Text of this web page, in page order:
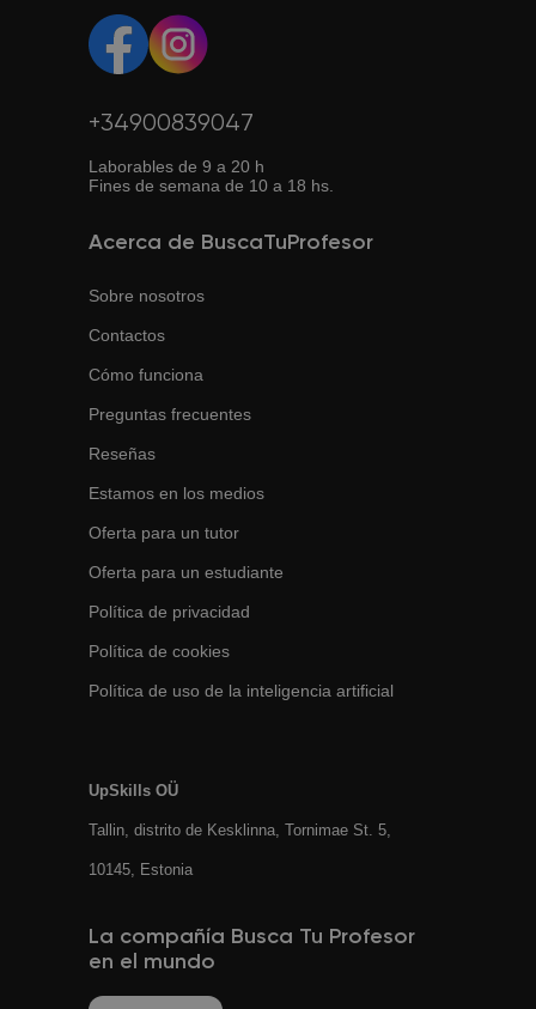
a internet.
+34900839047
Laborables de 9 a 20 h
Fines de semana de 10 a 18 hs.
Acerca de BuscaTuProfesor
Sobre nosotros
Contactos
Cómo funciona
Preguntas frecuentes
Reseñas
Estamos en los medios
Oferta para un tutor
Oferta para un estudiante
Política de privacidad
Política de cookies
Política de uso de la inteligencia artificial
UpSkills OÜ
Tallin, distrito de Kesklinna, Tornimаe St. 5,
10145, Estonia
La compañía Busca Tu Profesor
en el mundo